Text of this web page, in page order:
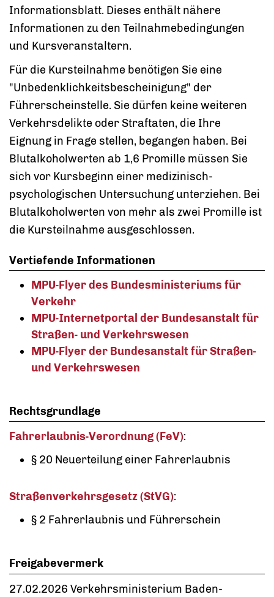
Informationsblatt. Dieses enthält nähere
Informationen zu den Teilnahmebedingungen
und Kursveranstaltern.
Für die Kursteilnahme benötigen Sie eine
"Unbedenklichkeitsbescheinigung" der
Führerscheinstelle. Sie dürfen keine weiteren
Verkehrsdelikte oder Straftaten, die Ihre
Eignung in Frage stellen, begangen haben. Bei
Blutalkoholwerten ab 1,6 Promille müssen Sie
sich vor Kursbeginn einer medizinisch-
psychologischen Untersuchung unterziehen. Bei
Blutalkoholwerten von mehr als zwei Promille ist
die Kursteilnahme ausgeschlossen.
Vertiefende Informationen
MPU-Flyer des Bundesministeriums für
Verkehr
MPU-Internetportal der Bundesanstalt für
Straßen- und Verkehrswesen
MPU-Flyer der Bundesanstalt für Straßen-
und Verkehrswesen
Rechtsgrundlage
Fahrerlaubnis-Verordnung (FeV):
§ 20 Neuerteilung einer Fahrerlaubnis
Straßenverkehrsgesetz (StVG):
§ 2 Fahrerlaubnis und Führerschein
Freigabevermerk
27.02.2026 Verkehrsministerium Baden-